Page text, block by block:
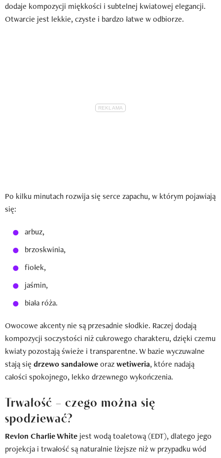
dodaje kompozycji miękkości i subtelnej kwiatowej elegancji.
Otwarcie jest lekkie, czyste i bardzo łatwe w odbiorze.
Po kilku minutach rozwija się serce zapachu, w którym pojawiają
się:
arbuz,
brzoskwinia,
fiołek,
jaśmin,
biała róża.
Owocowe akcenty nie są przesadnie słodkie. Raczej dodają
kompozycji soczystości niż cukrowego charakteru, dzięki czemu
kwiaty pozostają świeże i transparentne. W bazie wyczuwalne
stają się drzewo sandałoweorazwetiweria, które nadają
całości spokojnego, lekko drzewnego wykończenia.
Trwałość – czego można się
spodziewać?
Revlon Charlie White jest wodą toaletową (EDT), dlatego jego
projekcja i trwałość są naturalnie lżejsze niż w przypadku wód